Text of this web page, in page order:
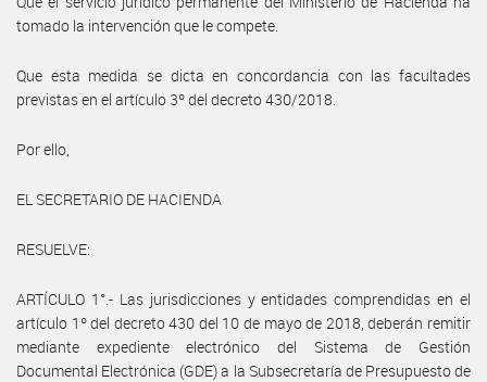
tomado la intervención que le compete.
Que esta medida se dicta en concordancia con las facultades
previstas en el artículo 3º del decreto 430/2018.
Por ello,
EL SECRETARIO DE HACIENDA
RESUELVE:
ARTÍCULO 1°.- Las jurisdicciones y entidades comprendidas en el
artículo 1º del decreto 430 del 10 de mayo de 2018, deberán remitir
mediante expediente electrónico del Sistema de Gestión
Documental Electrónica (GDE) a la Subsecretaría de Presupuesto de